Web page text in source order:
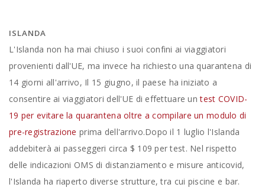
ISLANDA
L'Islanda non ha mai chiuso i suoi confini ai viaggiatori
provenienti dall'UE, ma invece ha richiesto una quarantena di
14 giorni all'arrivo, Il 15 giugno, il paese ha iniziato a
consentire ai viaggiatori dell'UE di effettuare untest COVID-
19 per evitare la quarantena oltre a compilare un modulo di
pre-registrazione prima dell'arrivo.Dopo il 1 luglio l'Islanda
addebiterà ai passeggeri circa $ 109 per test. Nel rispetto
delle indicazioni OMS di distanziamento e misure anticovid,
l'Islanda ha riaperto diverse strutture, tra cui piscine e bar.